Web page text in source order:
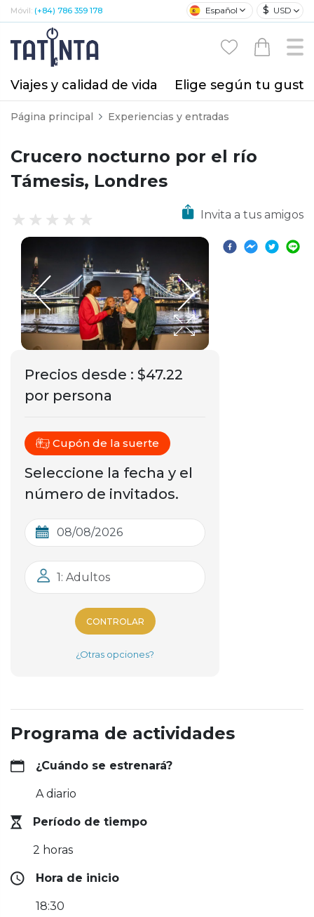
Móvil: (+84) 786 359 178 Español $ USD
Viajes y calidad de vida Elige según tu
Página principal Experiencias y entradas
Crucero nocturno por el río
Támesis, Londres
Invita a tus amigos
Precios desde : $47.22
por persona
Cupón de la suerte
Seleccione la fecha y el
número de invitados.
1: Adultos
CONTROLAR
¿Otras opciones?
Programa de actividades
¿Cuándo se estrenará?
A diario
Período de tiempo
2 horas
Hora de inicio
18:30